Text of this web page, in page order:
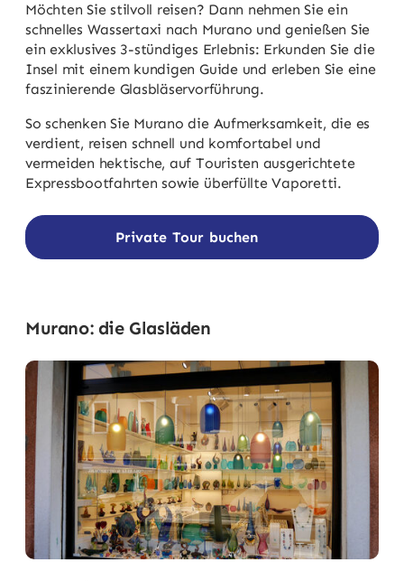
Möchten Sie stilvoll reisen? Dann nehmen Sie ein
schnelles Wassertaxi nach Murano und genießen Sie
ein exklusives 3-stündiges Erlebnis: Erkunden Sie die
Insel mit einem kundigen Guide und erleben Sie eine
faszinierende Glasbläservorführung.
So schenken Sie Murano die Aufmerksamkeit, die es
verdient, reisen schnell und komfortabel und
vermeiden hektische, auf Touristen ausgerichtete
Expressbootfahrten sowie überfüllte Vaporetti.
Private Tour buchen
Murano: die Glasläden